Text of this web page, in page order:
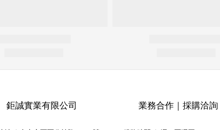
鉅誠實業有限公司 業務合作｜採購洽詢